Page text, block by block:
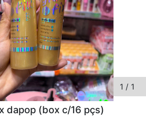
1 / 1
dapop (box c/16 pçs)